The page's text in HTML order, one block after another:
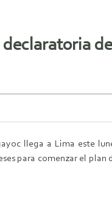
llega a Lima este
para comenzar el